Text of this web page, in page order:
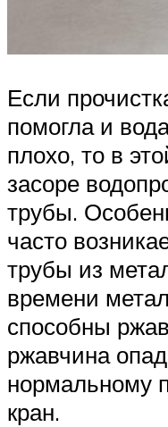
Если
помогла и
плохо, то в
засоре
трубы.
часто
трубы из
времени
способны
ржавчина
нормальному
кран.